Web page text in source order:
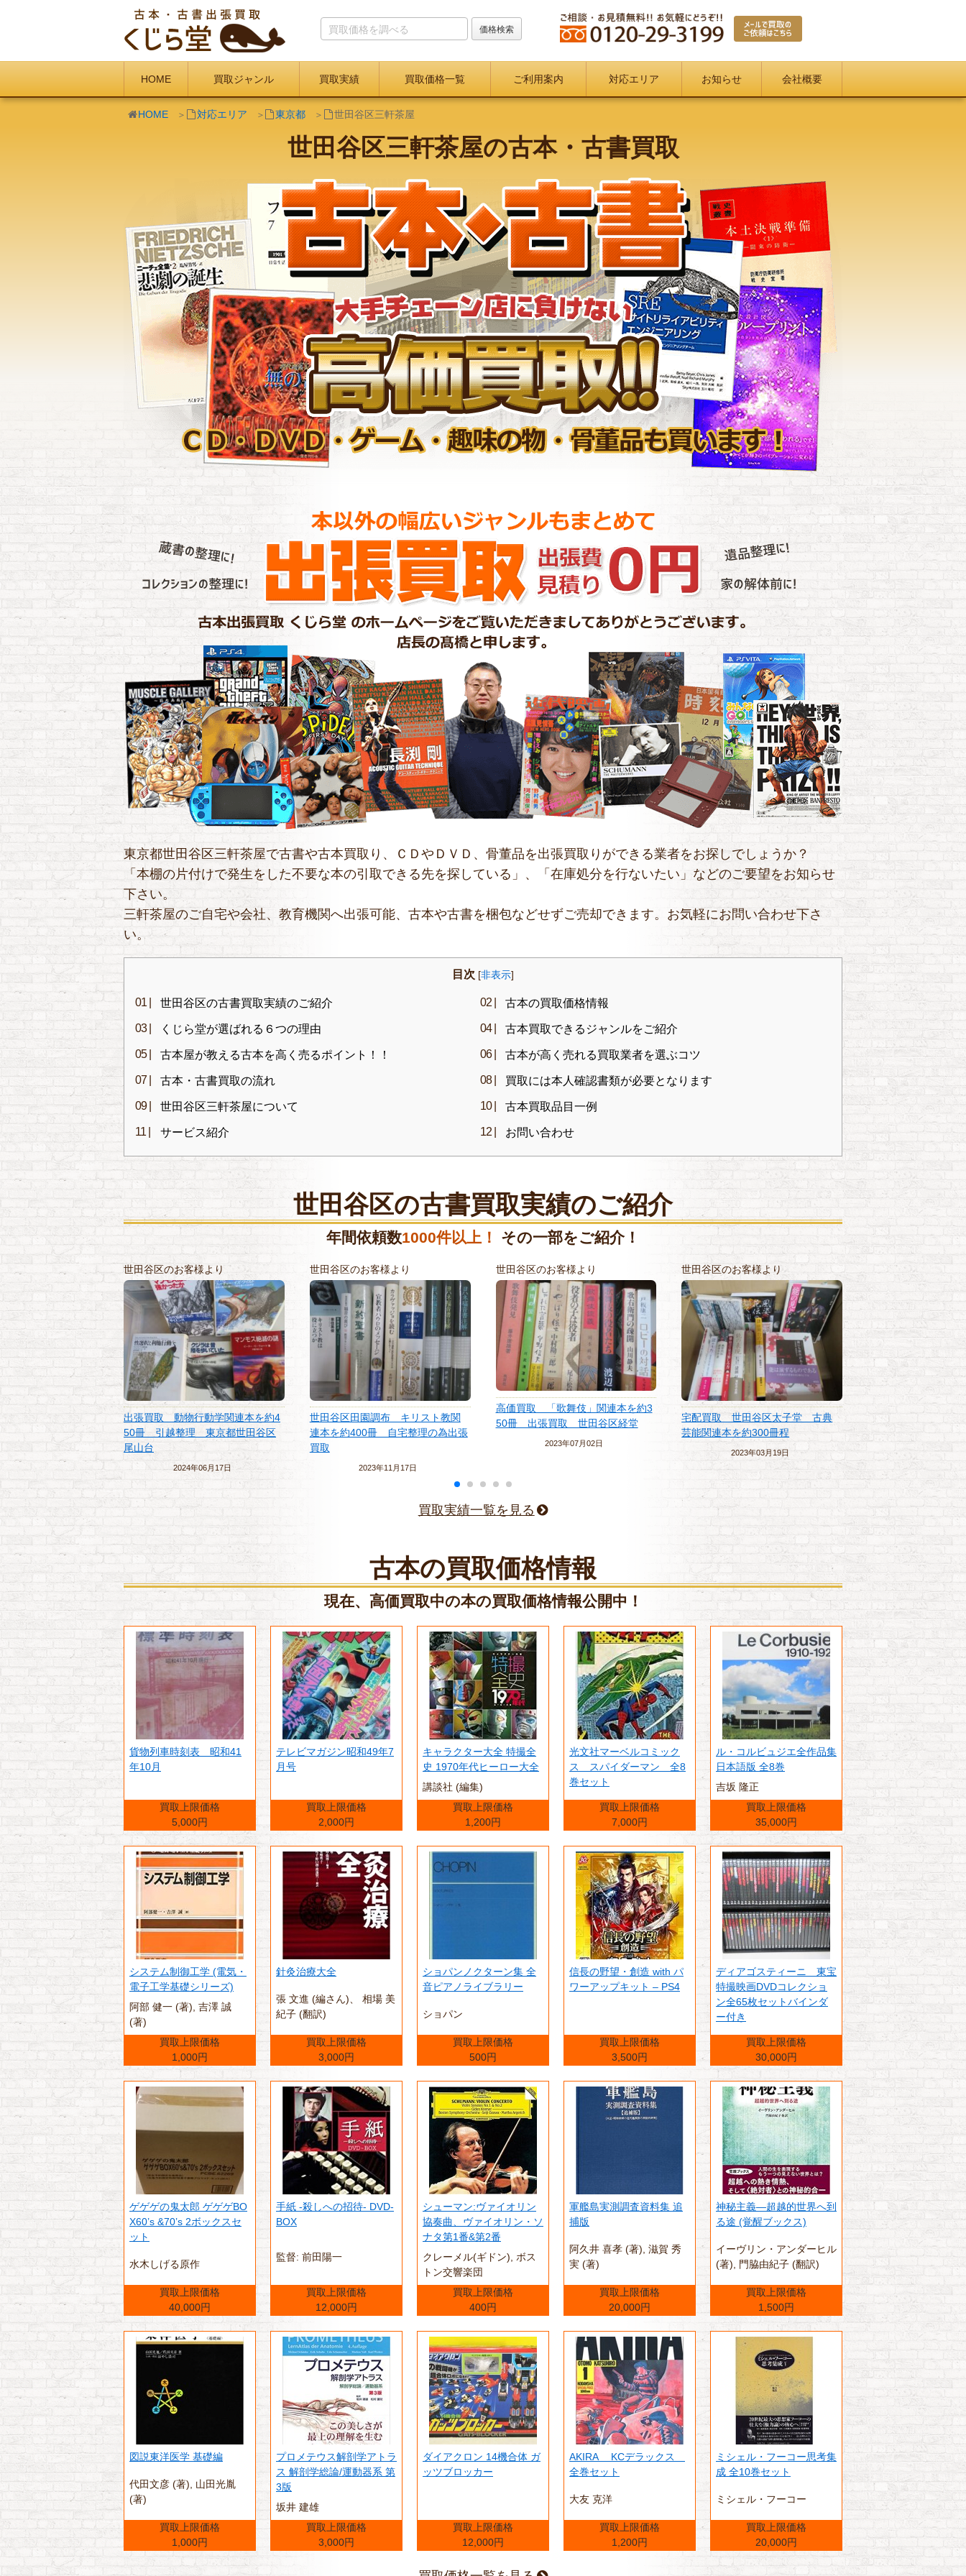
HOME 買取ジャンル 買取実績 買取価格一覧 ご利用案内 対応エリア お知らせ 会社概要
HOME 対応エリア 東京都 世田谷区三軒茶屋
世田谷区三軒茶屋の古本・古書買取
東京都世田谷区三軒茶屋で古書や古本買取り、ＣＤやＤＶＤ、骨董品を出張買取りができる業者をお探しでしょうか？
「本棚の片付けで発生をした不要な本の引取できる先を探している」、「在庫処分を行ないたい」などのご要望をお知らせ
下さい。
三軒茶屋のご自宅や会社、教育機関へ出張可能、古本や古書を梱包などせずご売却できます。お気軽にお問い合わせ下さ
い。
目次 [非表示]
世田谷区の古書買取実績のご紹介 古本の買取価格情報
くじら堂が選ばれる６つの理由 古本買取できるジャンルをご紹介
古本屋が教える古本を高く売るポイント！！ 古本が高く売れる買取業者を選ぶコツ
古本・古書買取の流れ 買取には本人確認書類が必要となります
世田谷区三軒茶屋について 古本買取品目一例
サービス紹介 お問い合わせ
世田谷区の古書買取実績のご紹介
年間依頼数1000件以上！ その一部をご紹介！
世田谷区のお客様より
出張買取 動物行動学関連本を約4
50冊 引越整理 東京都世田谷区
尾山台
2024年06月17日
世田谷区のお客様より
世田谷区田園調布 キリスト教関
連本を約400冊 自宅整理の為出張
買取
2023年11月17日
世田谷区のお客様より
高価買取 「歌舞伎」関連本を約3
50冊 出張買取 世田谷区経堂
2023年07月02日
世田谷区のお客様より
宅配買取 世田谷区太子堂 古典
芸能関連本を約300冊程
2023年03月19日
世田谷区のお客様よ
自然植物や海洋生
買取実績一覧を見る
古本の買取価格情報
現在、高価買取中の本の買取価格情報公開中！
貨物列車時刻表 昭和41
年10月
買取上限価格
5,000円
テレビマガジン昭和49年7
月号
買取上限価格
2,000円
キャラクター大全 特撮全
史 1970年代ヒーロー大全
講談社 (編集)
買取上限価格
1,200円
光文社マーベルコミック
ス スパイダーマン 全8
巻セット
買取上限価格
7,000円
ル・コルビュジエ全作品集
日本語版 全8巻
吉坂 隆正
買取上限価格
35,000円
システム制御工学 (電気・
電子工学基礎シリーズ)
阿部 健一 (著),‎ 吉澤 誠
(著)
買取上限価格
1,000円
針灸治療大全
張 文進 (編さん)、 相場 美
紀子 (翻訳)
買取上限価格
3,000円
ショパンノクターン集 全
音ピアノライブラリー
ショパン
買取上限価格
500円
信長の野望・創造 with パ
ワーアップキット – PS4
買取上限価格
3,500円
ディアゴスティーニ 東宝
特撮映画DVDコレクショ
ン全65枚セットバインダ
ー付き
買取上限価格
30,000円
ゲゲゲの鬼太郎 ゲゲゲBO
X60’s &70’s 2ボックスセ
ット
水木しげる原作
買取上限価格
40,000円
手紙 -殺しへの招待- DVD-
BOX
監督: 前田陽一
買取上限価格
12,000円
シューマン:ヴァイオリン
協奏曲、ヴァイオリン・ソ
ナタ第1番&第2番
クレーメル(ギドン), ボス
トン交響楽団
買取上限価格
400円
軍艦島実測調査資料集 追
捕版
阿久井 喜孝 (著),‎ 滋賀 秀
実 (著)
買取上限価格
20,000円
神秘主義―超越的世界へ到
る途 (覚醒ブックス)
イーヴリン・アンダーヒル
(著),‎ 門脇由紀子 (翻訳)
買取上限価格
1,500円
図説東洋医学 基礎編
代田文彦 (著),‎ 山田光胤
(著)
買取上限価格
1,000円
プロメテウス解剖学アトラ
ス 解剖学総論/運動器系 第
3版
坂井 建雄
買取上限価格
3,000円
ダイアクロン 14機合体 ガ
ッツブロッカー
買取上限価格
12,000円
AKIRA KCデラックス
全巻セット
大友 克洋
買取上限価格
1,200円
ミシェル・フーコー思考集
成 全10巻セット
ミシェル・フーコー
買取上限価格
20,000円